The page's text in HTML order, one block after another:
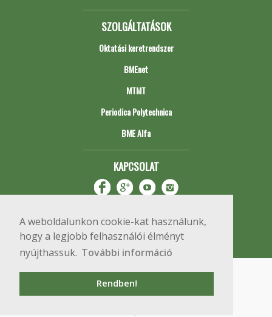
A weboldalunkon cookie-kat használunk,
hogy a legjobb felhasználói élményt
nyújthassuk. További információ
Rendben!
SZOLGÁLTATÁSOK
Oktatási keretrendszer
BMEnet
MTMT
Periodica Polytechnica
BME Alfa
KAPCSOLAT
Copyright © 2020 BME Építőmérnöki Kar
1111 Budapest, Műegyetem rkp. 3.